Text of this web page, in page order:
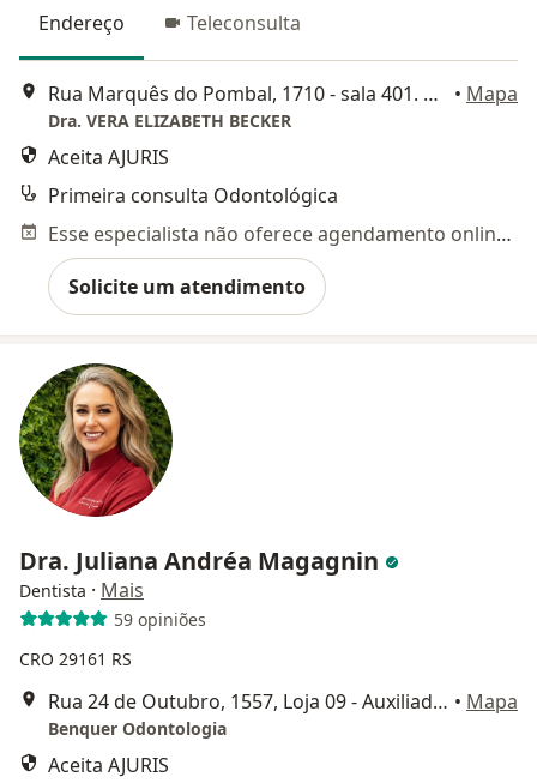
Endereço Teleconsulta
Rua Marquês do Pombal, 1710 - sala 401. Higienópolis, Porto Alegre • Mapa
Dra. VERA ELIZABETH BECKER
Aceita AJURIS
Primeira consulta Odontológica
Esse especialista não oferece agendamento online para esse endereço.
Solicite um atendimento
Dra. Juliana Andréa Magagnin
Dentista · Mais
59 opiniões
CRO 29161 RS
Rua 24 de Outubro, 1557, Loja 09 - Auxiliadora, Porto Alegre • Mapa
Benquer Odontologia
Aceita AJURIS